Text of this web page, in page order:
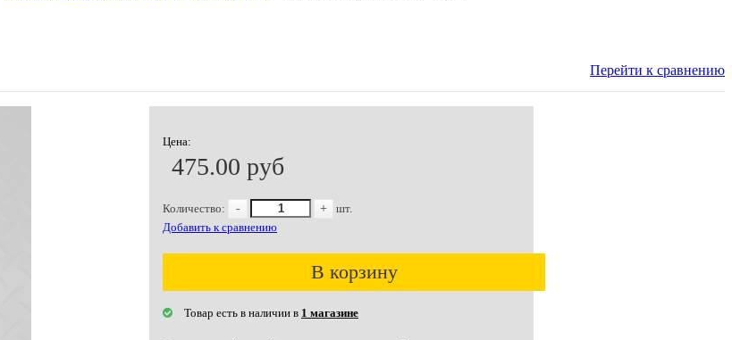
Перейти к сравнению
Цена:
475.00 руб
Количество: - +
шт.
Добавить к сравнению
В корзину
Товар есть в наличии в 1 магазине